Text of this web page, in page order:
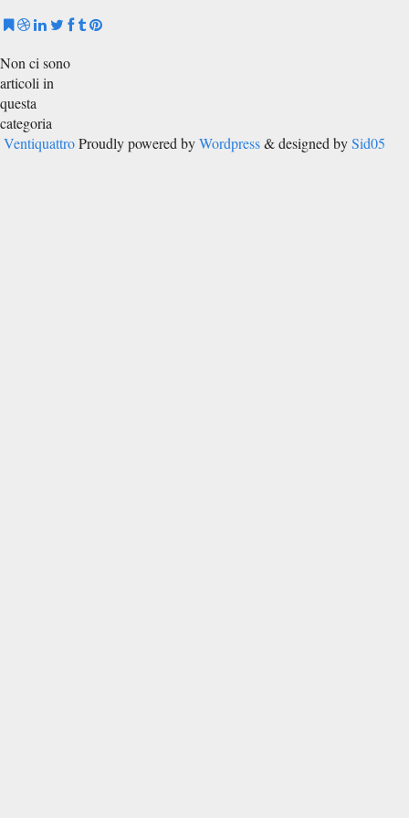
Non ci sono
articoli in
questa
categoria
Ventiquattro Proudly powered byWordpress& designed bySid05